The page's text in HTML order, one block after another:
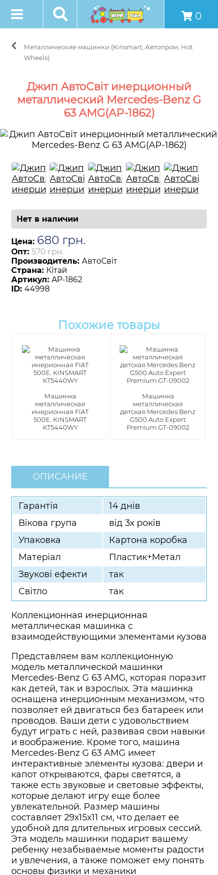
0
Металлические машинки (Kinsmart, Автопром, Hot
Wheels)
Джип АвтоСвіт инерционный
металлический Mercedes-Benz G
63 AMG(AP-1862)
Нет в наличии
Цена: 680 грн.
Опт: 570 грн.
Производитель: АвтоСвіт
Страна: Кітай
Артикул: AP-1862
ID: 44998
Похожие товары
Машинка
металлическая
инерионная FIAT
500E. KINSMART
KT5440WY
Машинка
металлическая
детская Mercedes Benz
G500 Auto Expert
Premium GT-09002
ОПИСАНИЕ
Гарантія
14 днів
Вікова група
від 3х років
Упаковка
Картона коробка
Матеріал
Пластик+Метал
Звукові ефекти
так
Світло
так
Коллекционная инерционная
металлическая машинка с
взаимодействующими элементами кузова
Представляем вам коллекционную
модель металлической машинки
Mercedes-Benz G 63 AMG, которая поразит
как детей, так и взрослых. Эта машинка
оснащена инерционным механизмом, что
позволяет ей двигаться без батареек или
проводов. Ваши дети с удовольствием
будут играть с ней, развивая свои навыки
и воображение. Кроме того, машина
Mercedes-Benz G 63 AMG имеет
интерактивные элементы кузова: двери и
капот открываются, фары светятся, а
также есть звуковые и световые эффекты,
которые делают игру еще более
увлекательной. Размер машины
составляет 29х15х11 см, что делает ее
удобной для длительных игровых сессий.
Эта модель машинки подарит вашему
ребенку незабываемые моменты радости
и увлечения, а также поможет ему понять
основы физики и механики